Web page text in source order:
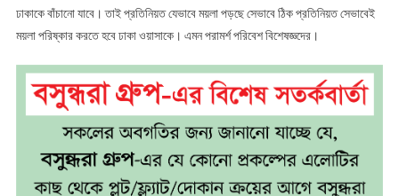
ঢাকাকে বাঁচানো যাবে। তাই প্রতিনিয়ত যেভাবে ময়লা পড়ছে সেভাবে ঠিক প্রতিনিয়ত সেভাবেই
ময়লা পরিষ্কার করতে হবে ঢাকা ওয়াসাকে। এমন পরামর্শ পরিবেশ বিশেষজ্ঞদের।